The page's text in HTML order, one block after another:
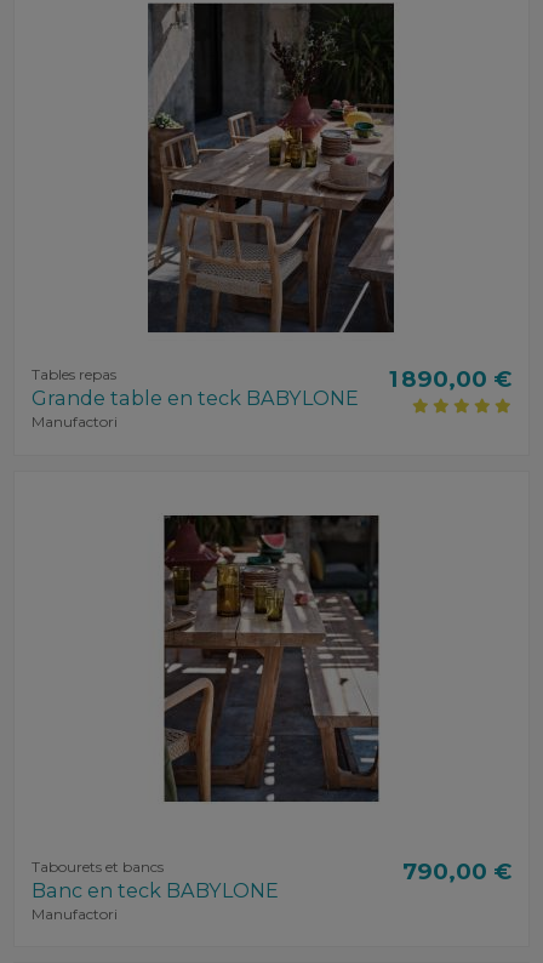
Tables repas
Grande table en teck BABYLONE
Manufactori
1 890,00 €
Tabourets et bancs
Banc en teck BABYLONE
Manufactori
790,00 €